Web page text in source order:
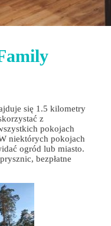
się 1.5 kilometry
z
pokojach
niektórych pokojach
ogród lub miasto.
bezpłatne